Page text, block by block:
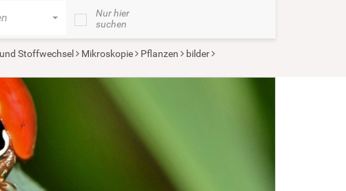
Nur hier
suchen
Stoffwechsel Mikroskopie Pflanzen
bilder